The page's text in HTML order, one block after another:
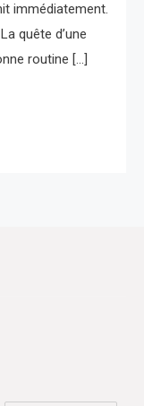
immédiatement.
quête d’une
routine […]